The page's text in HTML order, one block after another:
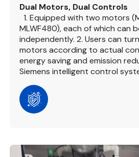
Dual Motors, Dual Controls
1. Equipped with two motors
MLWF480), each of which can
independently.2. Users can
motors according to actual
energy saving and
Siemens intelligent control